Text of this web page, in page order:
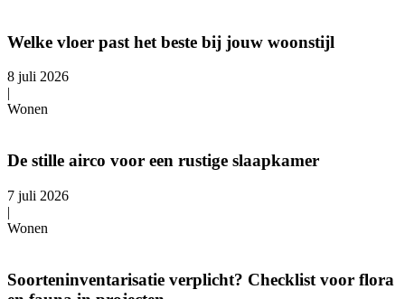
Welke vloer past het beste bij jouw woonstijl
8 juli 2026
Wonen
De stille airco voor een rustige slaapkamer
7 juli 2026
|
Wonen
Soorteninventarisatie verplicht? Checklist voor flora